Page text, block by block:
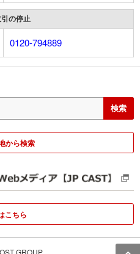
の停止
0120-794889
から検索
こちら